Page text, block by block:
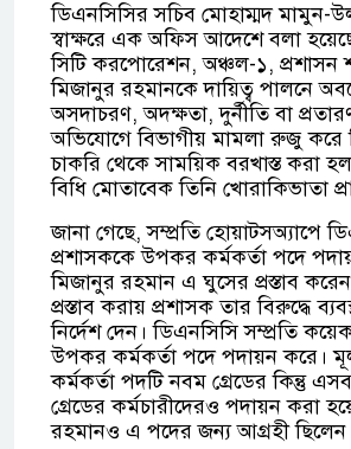
ডিএনসিসির সচিব মোহাম্মদ মামুন-
স্বাক্ষরে এক অফিস আদেশে বলা
সিটি করপোরেশন, অঞ্চল-১, প্রশাসন
মিজানুর রহমানকে দায়িত্ব পালনে
অসদাচরণ, অদক্ষতা, দুর্নীতি বা
অভিযোগে বিভাগীয় মামলা রুজু করে
চাকরি থেকে সাময়িক বরখাস্ত করা
বিধি মোতাবেক তিনি খোরাকিভাতা
জানা গেছে, সম্প্রতি হোয়াটসঅ্যাপে
প্রশাসককে উপকর কর্মকর্তা পদে
মিজানুর রহমান এ ঘুসের প্রস্তাব
প্রস্তাব করায় প্রশাসক তার বিরুদ্ধে
নির্দেশ দেন। ডিএনসিসি সম্প্রতি
উপকর কর্মকর্তা পদে পদায়ন করে।
কর্মকর্তা পদটি নবম গ্রেডের কিন্তু
গ্রেডের কর্মচারীদেরও পদায়ন করা
রহমানও এ পদের জন্য আগ্রহী